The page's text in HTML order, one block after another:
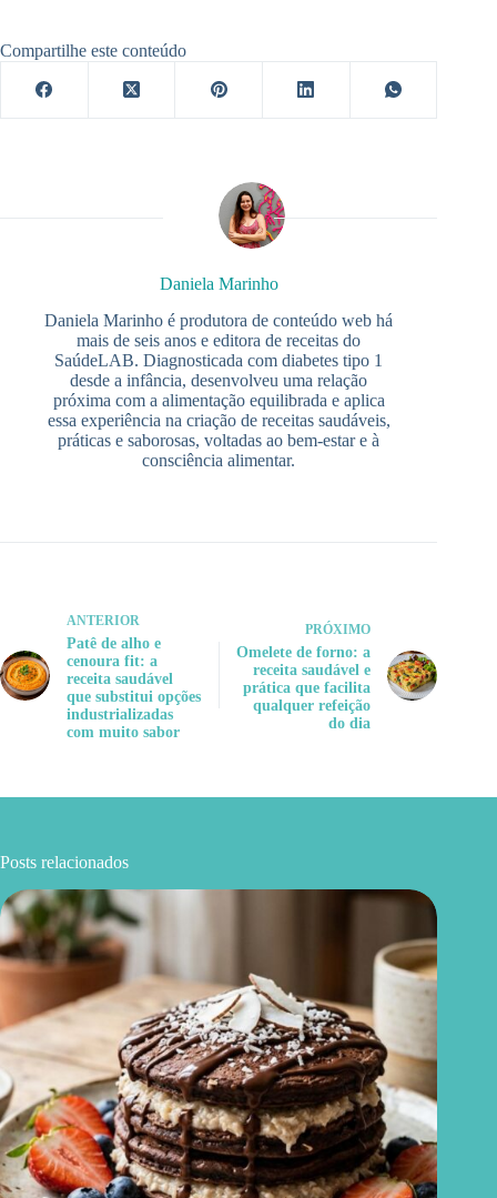
Compartilhe este conteúdo
Daniela Marinho
Daniela Marinho é produtora de conteúdo web há
mais de seis anos e editora de receitas do
SaúdeLAB. Diagnosticada com diabetes tipo 1
desde a infância, desenvolveu uma relação
próxima com a alimentação equilibrada e aplica
essa experiência na criação de receitas saudáveis,
práticas e saborosas, voltadas ao bem-estar e à
consciência alimentar.
ANTERIOR
Patê de alho e
cenoura fit: a
receita saudável
que substitui opções
industrializadas
com muito sabor
PRÓXIMO
Omelete de forno: a
receita saudável e
prática que facilita
qualquer refeição
do dia
Posts relacionados